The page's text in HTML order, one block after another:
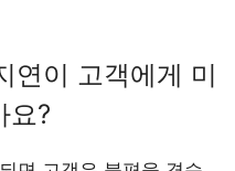
연이 고객에게 미
요?